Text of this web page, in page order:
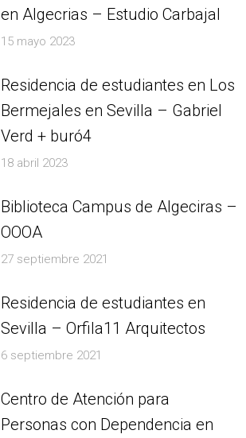
en Algecrias – Estudio Carbajal
15 mayo 2023
Residencia de estudiantes en Los
Bermejales en Sevilla – Gabriel
Verd + buró4
18 abril 2023
Biblioteca Campus de Algeciras –
OOOA
27 septiembre 2021
Residencia de estudiantes en
Sevilla – Orfila11 Arquitectos
6 septiembre 2021
Centro de Atención para
Personas con Dependencia en